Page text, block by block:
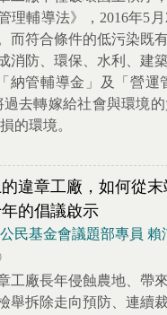
管理輔導法》，2016年5
而符合條件的低污染既
消防、環保、水利、建
管輔導金」及「營運
過去轉嫁給社會與環境
的環境。
的違章工廠，如何從
的倡議啟示
民基金會議題部專員 賴
工廠長年侵蝕農地、帶
舉拆除走向預防、連續